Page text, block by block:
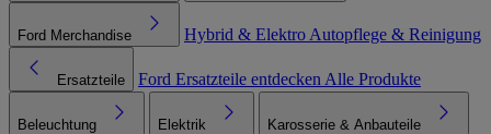
Ford Merchandise Hybrid & Elektro Autopflege & Reinigung
Ersatzteile Ford Ersatzteile entdecken Alle Produkte
Beleuchtung Elektrik Karosserie & Anbauteile